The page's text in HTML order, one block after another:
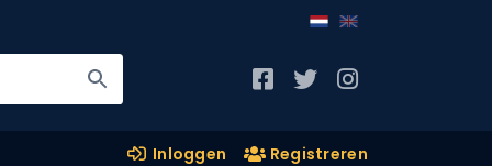
Inloggen Registreren